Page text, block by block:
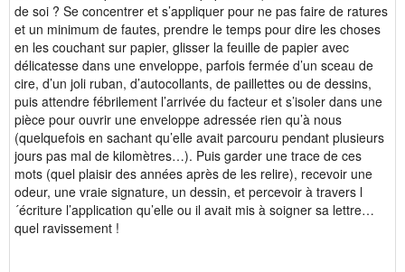
de soi ? Se concentrer et s’appliquer pour ne pas faire de ratures
et un minimum de fautes, prendre le temps pour dire les choses
en les couchant sur papier, glisser la feuille de papier avec
délicatesse dans une enveloppe, parfois fermée d’un sceau de
cire, d’un joli ruban, d’autocollants, de paillettes ou de dessins,
puis attendre fébrilement l’arrivée du facteur et s’isoler dans une
pièce pour ouvrir une enveloppe adressée rien qu’à nous
(quelquefois en sachant qu’elle avait parcouru pendant plusieurs
jours pas mal de kilomètres…). Puis garder une trace de ces
mots (quel plaisir des années après de les relire), recevoir une
odeur, une vraie signature, un dessin, et percevoir à travers l
´écriture l’application qu’elle ou il avait mis à soigner sa lettre…
quel ravissement !